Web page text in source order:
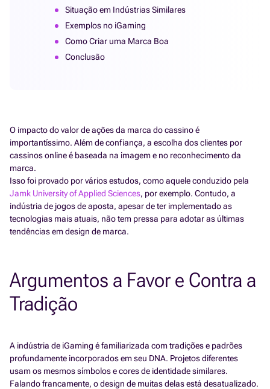
Situação em Indústrias Similares
Exemplos no iGaming
Como Criar uma Marca Boa
Conclusão
O impacto do valor de ações da marca do cassino é
importantíssimo. Além de confiança, a escolha dos clientes por
cassinos online é baseada na imagem e no reconhecimento da
marca.
Isso foi provado por vários estudos, como aquele conduzido pela
Jamk University of Applied Sciences, por exemplo. Contudo, a
indústria de jogos de aposta, apesar de ter implementado as
tecnologias mais atuais, não tem pressa para adotar as últimas
tendências em design de marca.
Argumentos a Favor e Contra a
Tradição
A indústria de iGaming é familiarizada com tradições e padrões
profundamente incorporados em seu DNA. Projetos diferentes
usam os mesmos símbolos e cores de identidade similares.
Falando francamente, o design de muitas delas está desatualizado.